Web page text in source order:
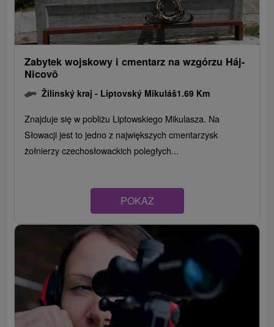
Zabytek wojskowy i cmentarz na wzgórzu Háj-
Nicovô
Žilinský kraj - Liptovský Mikuláš1.69 Km
Znajduje się w pobliżu Liptowskiego Mikulasza. Na
Słowacji jest to jedno z największych cmentarzysk
żołnierzy czechosłowackich poległych...
POKAZ